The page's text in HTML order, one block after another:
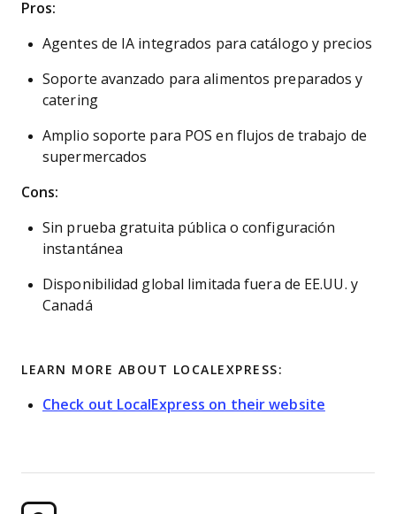
Pros:
Agentes de IA integrados para catálogo y precios
Soporte avanzado para alimentos preparados y
catering
Amplio soporte para POS en flujos de trabajo de
supermercados
Cons:
Sin prueba gratuita pública o configuración
instantánea
Disponibilidad global limitada fuera de EE.UU. y
Canadá
LEARN MORE ABOUT LOCALEXPRESS:
Check out LocalExpress on their website